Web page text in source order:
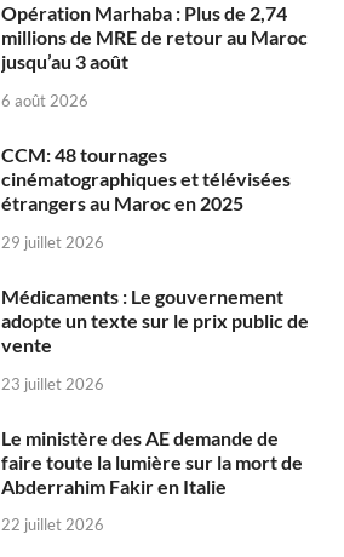
Opération Marhaba : Plus de 2,74
millions de MRE de retour au Maroc
jusqu’au 3 août
6 août 2026
CCM: 48 tournages
cinématographiques et télévisées
étrangers au Maroc en 2025
29 juillet 2026
Médicaments : Le gouvernement
adopte un texte sur le prix public de
vente
23 juillet 2026
Le ministère des AE demande de
faire toute la lumière sur la mort de
Abderrahim Fakir en Italie
22 juillet 2026